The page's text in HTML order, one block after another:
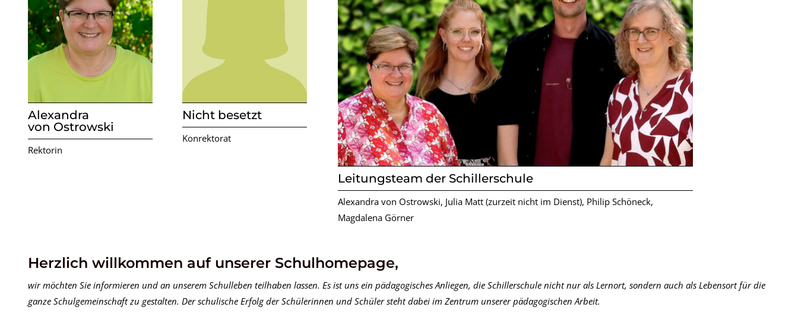
Alexandra
von Ostrowski
Rektorin
Nicht besetzt
Konrektorat
Leitungsteam der Schillerschule
Alexandravon Ostrowski, Julia Matt (zurzeit nicht im Dienst), Philip Schöneck,
Magdalena Görner
Herzlich willkommen auf unserer Schulhomepage,
wir möchten Sie informieren und an unserem Schulleben teilhaben lassen. Es ist uns ein pädagogisches Anliegen, die Schillerschule nicht nur als Lernort, sondern auch als Lebensort für die
ganze Schulgemeinschaft zu gestalten. Der schulische Erfolg der Schülerinnen und Schüler steht dabei im Zentrum unserer pädagogischen Arbeit.